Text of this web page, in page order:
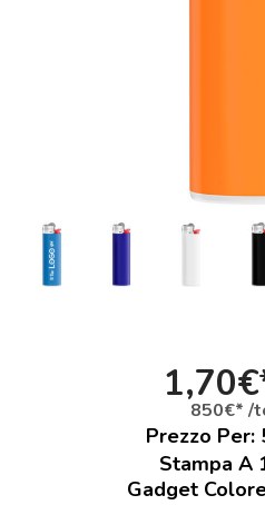
850€* /
Prezzo Per:
Stampa A
Gadget